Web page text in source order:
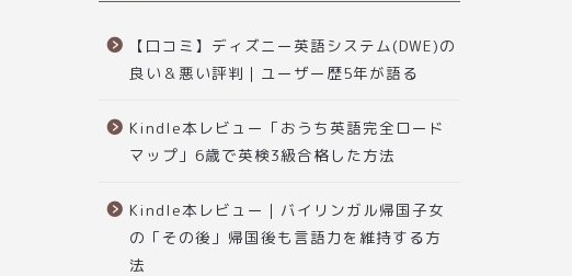
【口コミ】ディズニー英語システム(DWE)の
良い＆悪い評判｜ユーザー歴5年が語る
Kindle本レビュー「おうち英語完全ロード
マップ」6歳で英検3級合格した方法
Kindle本レビュー｜バイリンガル帰国子女
の「その後」帰国後も言語力を維持する方
法